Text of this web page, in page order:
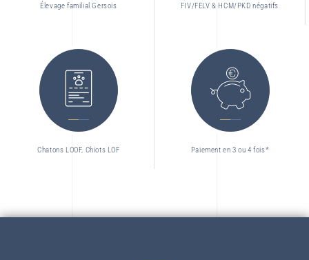
Élevage familial Gersois FIV/FELV & HCM/PKD négatifs
Chatons LOOF, Chiots LOF Paiement en 3 ou 4 fois*